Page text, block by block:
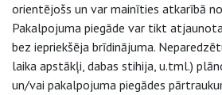
orientējošs un var mainīties atkarībā
Pakalpojuma piegāde var tikt
bez iepriekšēja brīdinājuma.
laika apstākļi, dabas stihija, u.tml.)
un/vai pakalpojuma piegādes